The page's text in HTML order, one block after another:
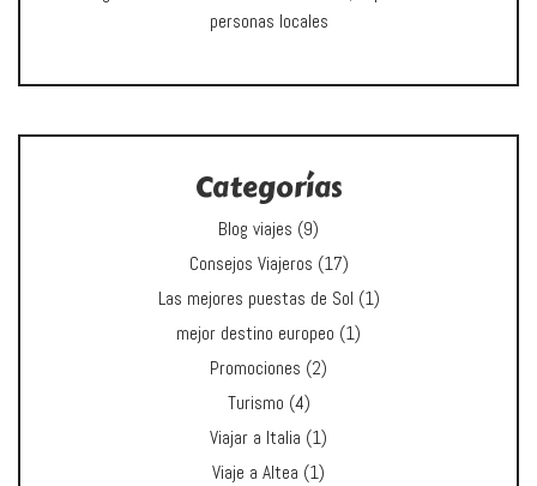
personas locales
Categorías
Blog viajes (9)
Consejos Viajeros (17)
Las mejores puestas de Sol (1)
mejor destino europeo (1)
Promociones (2)
Turismo (4)
Viajar a Italia (1)
Viaje a Altea (1)